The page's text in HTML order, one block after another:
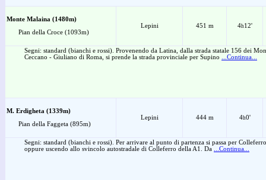
Monte Malaina (1480m)
Pian della Croce (1093m)
Lepini 451 m 4h12'
Segni: standard (bianchi e rossi). Provenendo da Latina, dalla strada statale 156 dei
Ceccano - Giuliano di Roma, si prende la strada provinciale per Supino
...Continua...
M. Erdigheta (1339m)
Pian della Faggeta (895m)
Lepini 444 m 4h0'
Segni: standard (bianchi e rossi). Per arrivare al punto di partenza si passa per
oppure uscendo allo svincolo autostradale di Colleferro della A1. Da
...Continua...